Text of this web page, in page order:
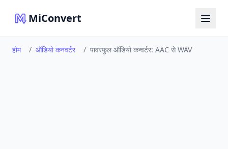
MiConvert
होम / ऑडियो कनवर्टर / पावरफुल ऑडियो कन्वर्टर: AAC से WAV